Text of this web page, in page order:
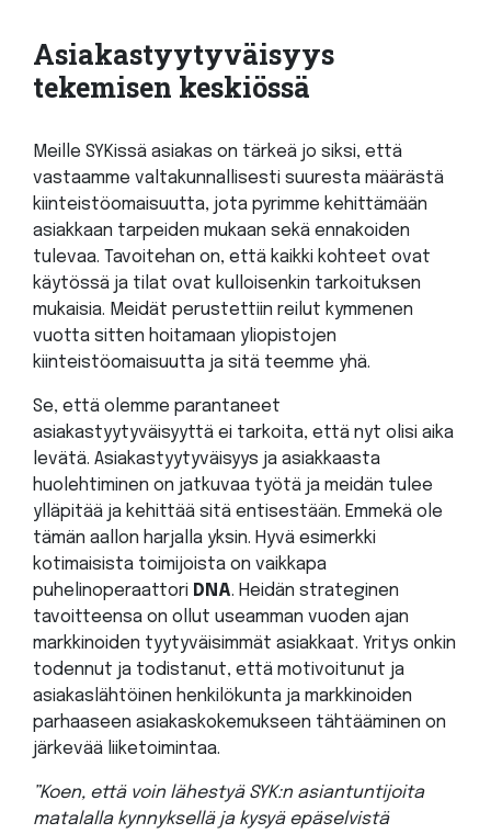
Asiakastyytyväisyys
tekemisen keskiössä
Meille SYKissä asiakas on tärkeä jo siksi, että
vastaamme valtakunnallisesti suuresta määrästä
kiinteistöomaisuutta, jota pyrimme kehittämään
asiakkaan tarpeiden mukaan sekä ennakoiden
tulevaa. Tavoitehan on, että kaikki kohteet ovat
käytössä ja tilat ovat kulloisenkin tarkoituksen
mukaisia. Meidät perustettiin reilut kymmenen
vuotta sitten hoitamaan yliopistojen
kiinteistöomaisuutta ja sitä teemme yhä.
Se, että olemme parantaneet
asiakastyytyväisyyttä ei tarkoita, että nyt olisi aika
levätä. Asiakastyytyväisyys ja asiakkaasta
huolehtiminen on jatkuvaa työtä ja meidän tulee
ylläpitää ja kehittää sitä entisestään. Emmekä ole
tämän aallon harjalla yksin. Hyvä esimerkki
kotimaisista toimijoista on vaikkapa
puhelinoperaattori DNA. Heidän strateginen
tavoitteensa on ollut useamman vuoden ajan
markkinoiden tyytyväisimmät asiakkaat. Yritys onkin
todennut ja todistanut, että motivoitunut ja
asiakaslähtöinen henkilökunta ja markkinoiden
parhaaseen asiakaskokemukseen tähtääminen on
järkevää liiketoimintaa.
”Koen, että voin lähestyä SYK:n asiantuntijoita
matalalla kynnyksellä ja kysyä epäselvistä